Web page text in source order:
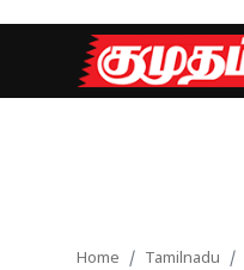
GamesHome Tamilnadu